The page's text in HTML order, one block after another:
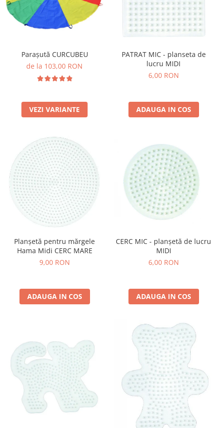
Parașută CURCUBEU
de la 103,00 RON
VEZI VARIANTE
PATRAT MIC - planseta de
lucru MIDI
6,00 RON
ADAUGA IN COS
Planșetă pentru mărgele
Hama Midi CERC MARE
9,00 RON
ADAUGA IN COS
CERC MIC - planșetă de lucru
MIDI
6,00 RON
ADAUGA IN COS